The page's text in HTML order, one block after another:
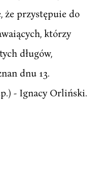
że przystępuie do
którzy
długów,
dnu 13.
- Ignacy Orliński.